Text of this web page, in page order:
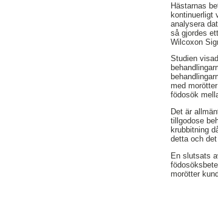
Hästarnas
kontinuerligt
analysera
så gjordes
Wilcoxon
Studien
med
födosök
Det är
tillgodose
krubbitning
detta och
En slutsats
morötter